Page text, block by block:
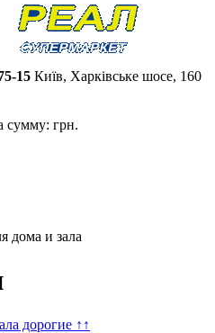
15 Київ, Харківське шосе, 160
сумму: грн.
дома и зала
дорогие ↑↑